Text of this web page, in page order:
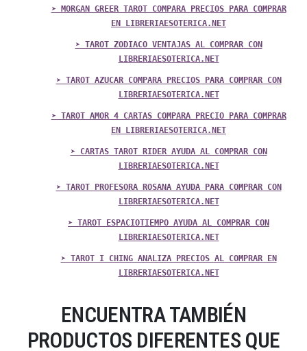
➤ MORGAN GREER TAROT COMPARA PRECIOS PARA COMPRAR
EN LIBRERIAESOTERICA.NET
➤ TAROT ZODIACO VENTAJAS AL COMPRAR CON
LIBRERIAESOTERICA.NET
➤ TAROT AZUCAR COMPARA PRECIOS PARA COMPRAR CON
LIBRERIAESOTERICA.NET
➤ TAROT AMOR 4 CARTAS COMPARA PRECIO PARA COMPRAR
EN LIBRERIAESOTERICA.NET
➤ CARTAS TAROT RIDER AYUDA AL COMPRAR CON
LIBRERIAESOTERICA.NET
➤ TAROT PROFESORA ROSANA AYUDA PARA COMPRAR CON
LIBRERIAESOTERICA.NET
➤ TAROT ESPACIOTIEMPO AYUDA AL COMPRAR CON
LIBRERIAESOTERICA.NET
➤ TAROT I CHING ANALIZA PRECIOS AL COMPRAR EN
LIBRERIAESOTERICA.NET
ENCUENTRA TAMBIÉN
PRODUCTOS DIFERENTES QUE